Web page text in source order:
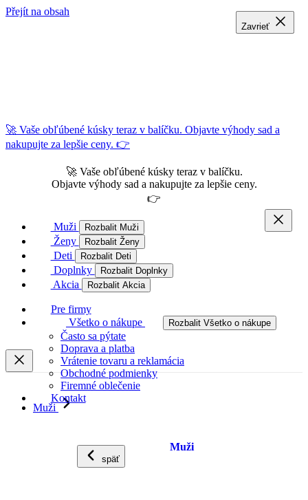
Přejít na obsah
🚀 Vaše obľúbené kúsky teraz v balíčku. Objavte výhody sad a
nakupujte za lepšie ceny. 👉
🚀 Vaše obľúbené kúsky teraz v balíčku.
Objavte výhody sad a nakupujte za lepšie ceny.
👉
Muži Rozbalit Muži
Ženy Rozbalit Ženy
Deti Rozbalit Deti
Doplnky Rozbalit Doplnky
Akcia Rozbalit Akcia
Pre firmy
Všetko o nákupe
Rozbalit Všetko o nákupe
Často sa pýtate
Doprava a platba
Vrátenie tovaru a reklamácia
Obchodné podmienky
Firemné oblečenie
Kontakt
Muži
späť
Muži
Zavrieť
Zavrieť
Zavrieť